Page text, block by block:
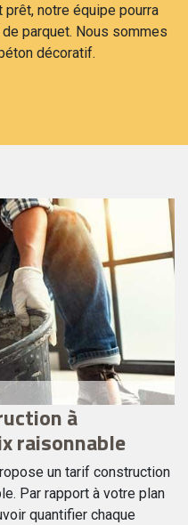
prêt, notre équipe pourra
parquet. Nous sommes
décoratif.
à
raisonnable
un tarif construction
Par rapport à votre plan
quantifier chaque